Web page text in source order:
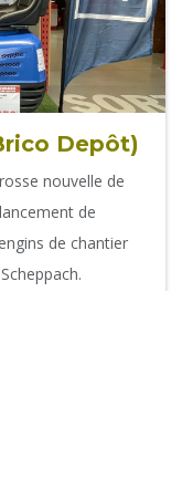
Depôt)
nouvelle de
de
de chantier